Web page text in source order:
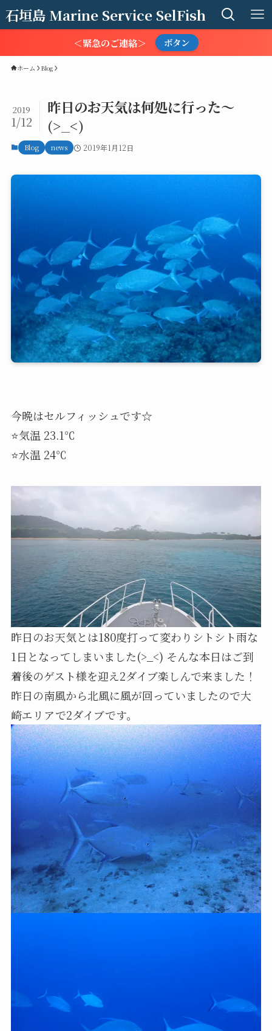
石垣島 Marine Service SelFish
＜緊急のご連絡＞ ボタン
ホーム Blog
昨日のお天気は何処に行った～
(>_<)
2019
1/12
Blog news 2019年1月12日
今晩はセルフィッシュです☆
⭐気温 23.1℃
⭐水温 24℃
昨日のお天気とは180度打って変わりシトシト雨な
1日となってしまいました(>_<) そんな本日はご到
着後のゲスト様を迎え2ダイブ楽しんで来ました！
昨日の南風から北風に風が回っていましたので大
崎エリアで2ダイブです。